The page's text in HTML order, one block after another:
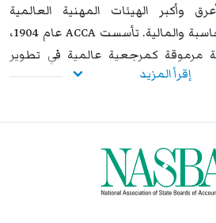
وأكبر الهيئات المهنية العالمية
المتخصصة في المحاسبة والمالية. تأسست ACCA عام 1904،
مرموقة كمرجعية عالمية في تطوير
وإعداد المهنيين المؤهلين لتلبية
عالية الجودة، مصممة خصيصًا لتلبية
والمهنيين في مختلف القطاعات. ومن
يوروماتيك للمشاركين إمكانية الالتحاق
إقرأ المزيد